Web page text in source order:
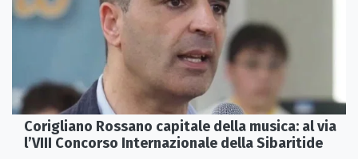
Corigliano Rossano capitale della musica: al via
l’VIII Concorso Internazionale della Sibaritide